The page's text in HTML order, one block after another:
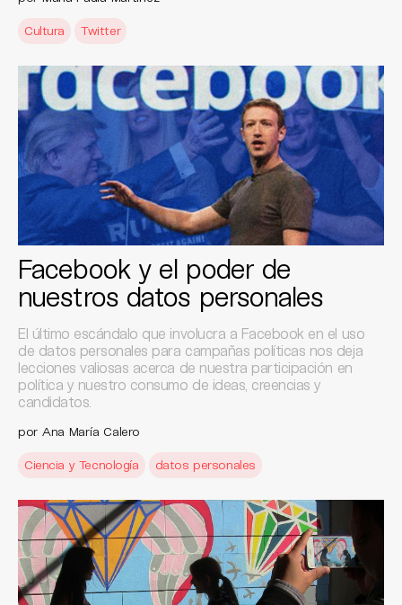
Cultura Twitter
Facebook y el poder de
nuestros datos personales
El último escándalo que involucra a Facebook en el uso
de datos personales para campañas políticas nos deja
lecciones valiosas acerca de nuestra participación en
política y nuestro consumo de ideas, creencias y
candidatos.
por Ana María Calero
Ciencia y Tecnología datos personales